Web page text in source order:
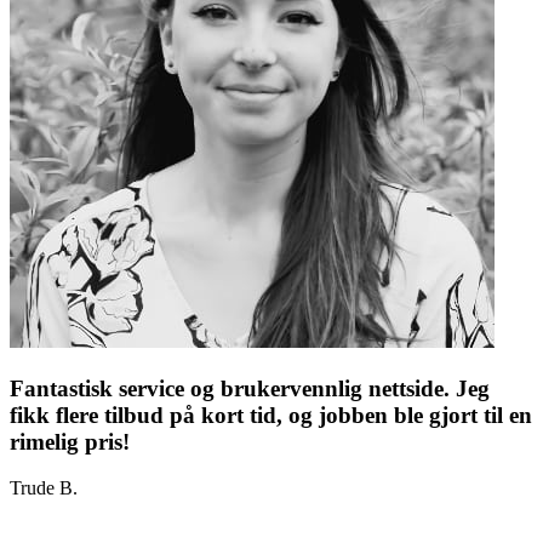
Fantastisk service og brukervennlig nettside. Jeg
fikk flere tilbud på kort tid, og jobben ble gjort til en
rimelig pris!
Trude B.